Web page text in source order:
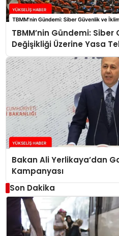
TBMM’nin Gündemi:
Değişikliği Üzerine Yasa
Bakan Ali Yerlikaya’dan
Kampanyası
Son Dakika